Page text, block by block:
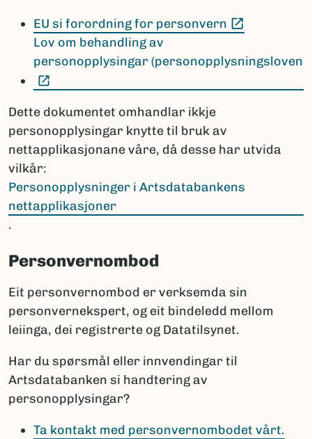
EU si forordning for personvern
Lov om behandling av
personopplysingar (personopplysningsloven
Dette dokumentet omhandlar ikkje
personopplysingar knytte til bruk av
nettapplikasjonane våre, då desse har utvida
vilkår:
Personopplysninger i Artsdatabankens
nettapplikasjoner
.
Personvernombod
Eit personvernombod er verksemda sin
personvernekspert, og eit bindeledd mellom
leiinga, dei registrerte og Datatilsynet.
Har du spørsmål eller innvendingar til
Artsdatabanken si handtering av
personopplysingar?
Ta kontakt med personvernombodet vårt.